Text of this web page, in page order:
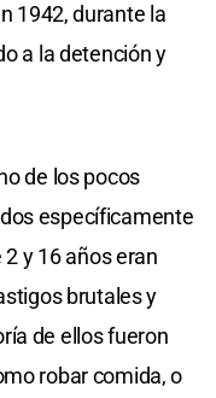
1942, durante la
a la detención y
de los pocos
específicamente
y 16 años eran
brutales y
de ellos fueron
robar comida, o